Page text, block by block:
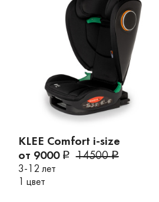
KLEE Comfort i-size
от 9000
14500
3-12 лет
1 цвет